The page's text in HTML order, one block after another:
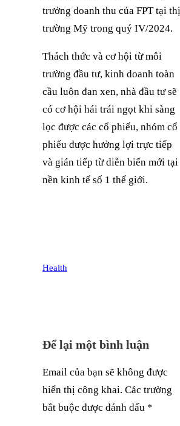
trưởng doanh thu của FPT tại thị
trường Mỹ trong quý IV/2024.
Thách thức và cơ hội từ môi
trường đầu tư, kinh doanh toàn
cầu luôn đan xen, nhà đầu tư sẽ
có cơ hội hái trái ngọt khi sàng
lọc được các cổ phiếu, nhóm cổ
phiếu được hưởng lợi trực tiếp
và gián tiếp từ diễn biến mới tại
nền kinh tế số 1 thế giới.
Health
Để lại một bình luận
Email của bạn sẽ không được
hiển thị công khai. Các trường
bắt buộc được đánh dấu *